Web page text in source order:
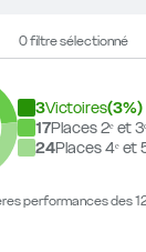
0 filtre sélectionné
3Victoires(3%)
17Places 2ᵉ et
24Places 4ᵉ et
performances des